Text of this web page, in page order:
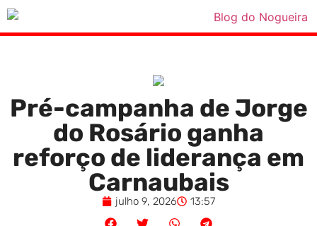
Pré-campanha de Jorge
do Rosário ganha
reforço de liderança em
Carnaubais
julho 9, 2026 13:57